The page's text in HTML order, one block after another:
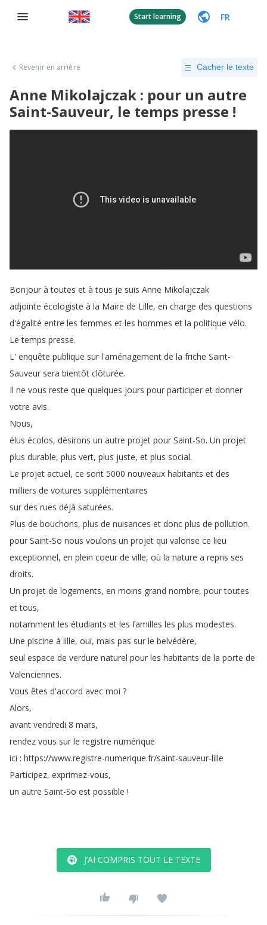
Start learning FR
Revenir en arrière Cacher le texte
Anne Mikolajczak : pour un autre
Saint-Sauveur, le temps presse !
Bonjour à toutes et à tous je suis Anne Mikolajczak
adjointe écologiste à la Maire de Lille, en charge des questions
d'égalité entre les femmes et les hommes et la politique vélo.
Le temps presse.
L' enquête publique sur l'aménagement de la friche Saint-
Sauveur sera bientôt clôturée.
Il ne vous reste que quelques jours pour participer et donner
votre avis.
Nous,
élus écolos, désirons un autre projet pour Saint-So. Un projet
plus durable, plus vert, plus juste, et plus social.
Le projet actuel, ce sont 5000 nouveaux habitants et des
milliers de voitures supplémentaires
sur des rues déjà saturées.
Plus de bouchons, plus de nuisances et donc plus de pollution.
pour Saint-So nous voulons un projet qui valorise ce lieu
exceptionnel, en plein coeur de ville, où la nature a repris ses
droits.
Un projet de logements, en moins grand nombre, pour toutes
et tous,
notamment les étudiants et les familles les plus modestes.
Une piscine à lille, oui, mais pas sur le belvédère,
seul espace de verdure naturel pour les habitants de la porte de
Valenciennes.
Vous êtes d'accord avec moi ?
Alors,
avant vendredi 8 mars,
rendez vous sur le registre numérique
ici : https://www.registre-numerique.fr/saint-sauveur-lille
Participez, exprimez-vous,
un autre Saint-So est possible !
J’AI COMPRIS TOUT LE TEXTE